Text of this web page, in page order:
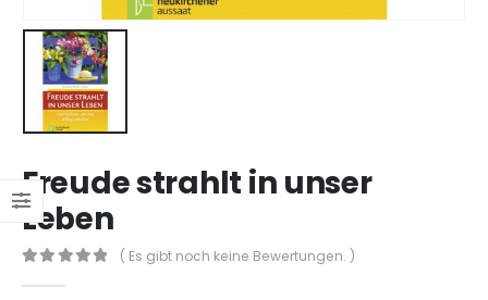
Freude strahlt in unser
Leben
( Es gibt noch keine Bewertungen. )